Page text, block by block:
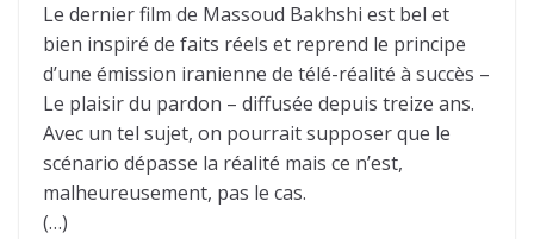
Le dernier film de Massoud Bakhshi est bel et
bien inspiré de faits réels et reprend le principe
d’une émission iranienne de télé-réalité à succès –
Le plaisir du pardon – diffusée depuis treize ans.
Avec un tel sujet, on pourrait supposer que le
scénario dépasse la réalité mais ce n’est,
malheureusement, pas le cas.
(…)